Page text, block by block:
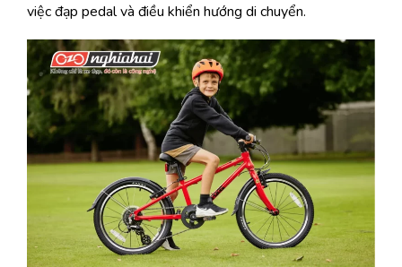
việc đạp pedal và điều khiển hướng di chuyển.